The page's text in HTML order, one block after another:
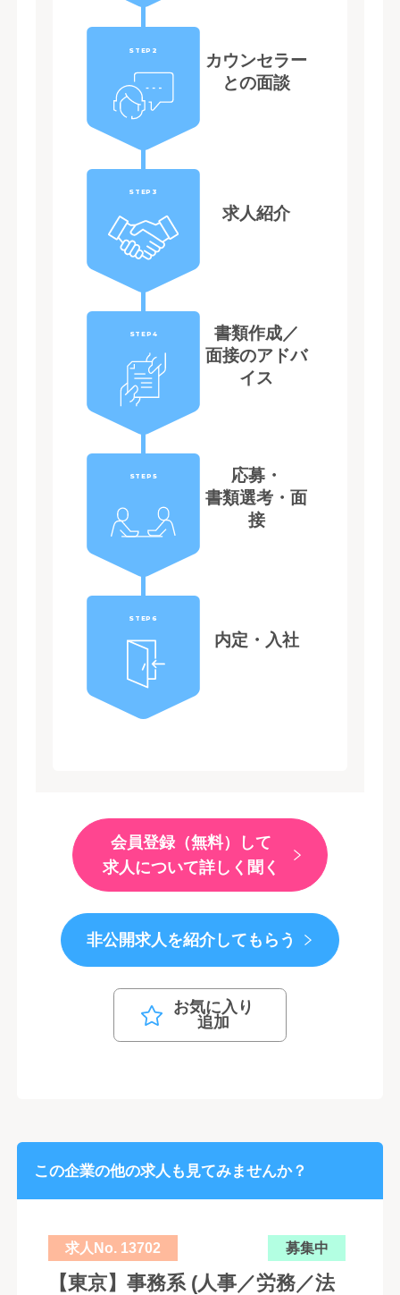
STEP2
カウンセラー
との面談
STEP3
求人紹介
STEP4
書類作成／
面接のアドバ
イス
STEP5
応募・
書類選考・面
接
STEP6
内定・入社
会員登録（無料）して
求人について詳しく聞く
非公開求人を紹介してもらう
お気に入り
追加
この企業の他の求人も見てみませんか？
求人No. 13702 募集中
【東京】事務系 (人事／労務／法